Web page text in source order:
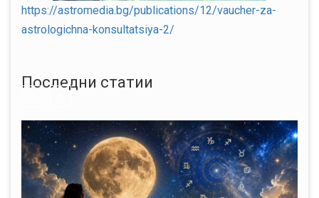
https://astromedia.bg/publications/12/vaucher-za-
astrologichna-konsultatsiya-2/
Последни статии